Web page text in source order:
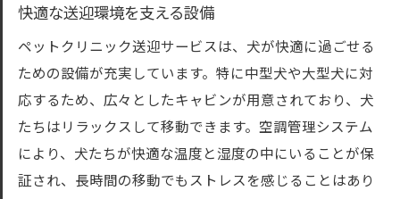
快適な送迎環境を支える設備
ペットクリニック送迎サービスは、犬が快適に過ごせる
ための設備が充実しています。特に中型犬や大型犬に対
応するため、広々としたキャビンが用意されており、犬
たちはリラックスして移動できます。空調管理システム
により、犬たちが快適な温度と湿度の中にいることが保
証され、長時間の移動でもストレスを感じることはあり